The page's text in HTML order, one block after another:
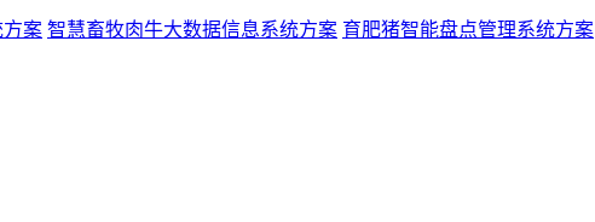
案 智慧畜牧肉牛大数据信息系统方案 育肥猪智能盘点管理系统方案